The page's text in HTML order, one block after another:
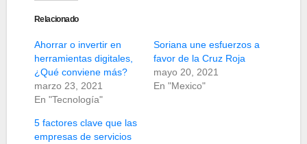
Relacionado
Ahorrar o invertir en
herramientas digitales,
¿Qué conviene más?
marzo 23, 2021
En "Tecnología"
Soriana une esfuerzos a
favor de la Cruz Roja
mayo 20, 2021
En "Mexico"
5 factores clave que las
empresas de servicios